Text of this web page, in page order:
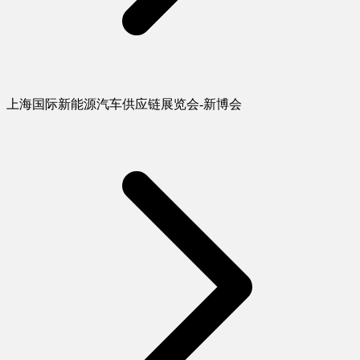
上海国际新能源汽车供应链展览会-新博会